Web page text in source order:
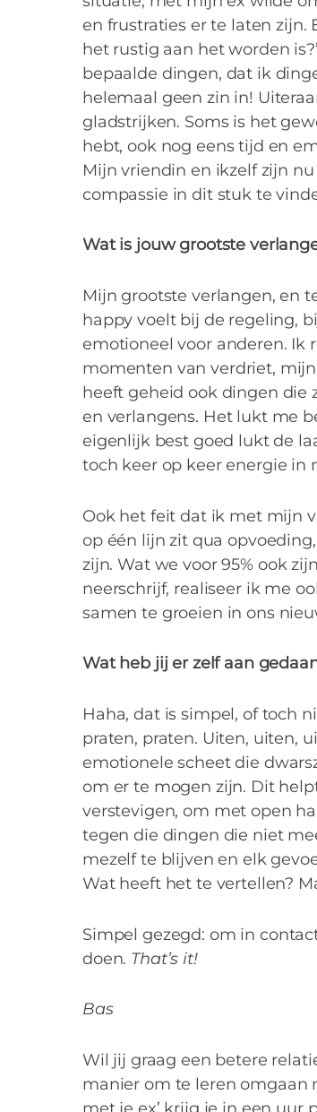
en frustraties er te laten zijn.
het rustig aan het worden
bepaalde dingen, dat ik
helemaal geen zin in!
gladstrijken. Soms is het
hebt, ook nog eens tijd en
Mijn vriendin en ikzelf zijn
compassie in dit stuk te
Wat is jouw grootste
Mijn grootste verlangen, en
happy voelt bij de regeling,
emotioneel voor anderen. Ik
momenten van verdriet,
heeft geheid ook dingen die
en verlangens. Het lukt me
eigenlijk best goed lukt de
toch keer op keer energie in
Ook het feit dat ik met mijn
op één lijn zit qua
zijn. Wat we voor 95% ook
neerschrijf, realiseer ik me
samen te groeien in ons
Wat heb jij er zelf aan
Haha, dat is simpel, of toch
praten, praten. Uiten, uiten,
emotionele scheet die
om er te mogen zijn. Dit
verstevigen, om met open
tegen die dingen die niet
mezelf te blijven en elk
Wat heeft het te vertellen?
Simpel gezegd: om in
doen. That’s it!
Bas
Wil jij graag een betere
manier om te leren omgaan